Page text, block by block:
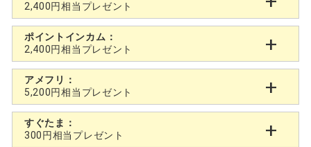
2,400円相当プレゼント
ポイントインカム：
2,400円相当プレゼント
アメフリ：
5,200円相当プレゼント
すぐたま：
300円相当プレゼント